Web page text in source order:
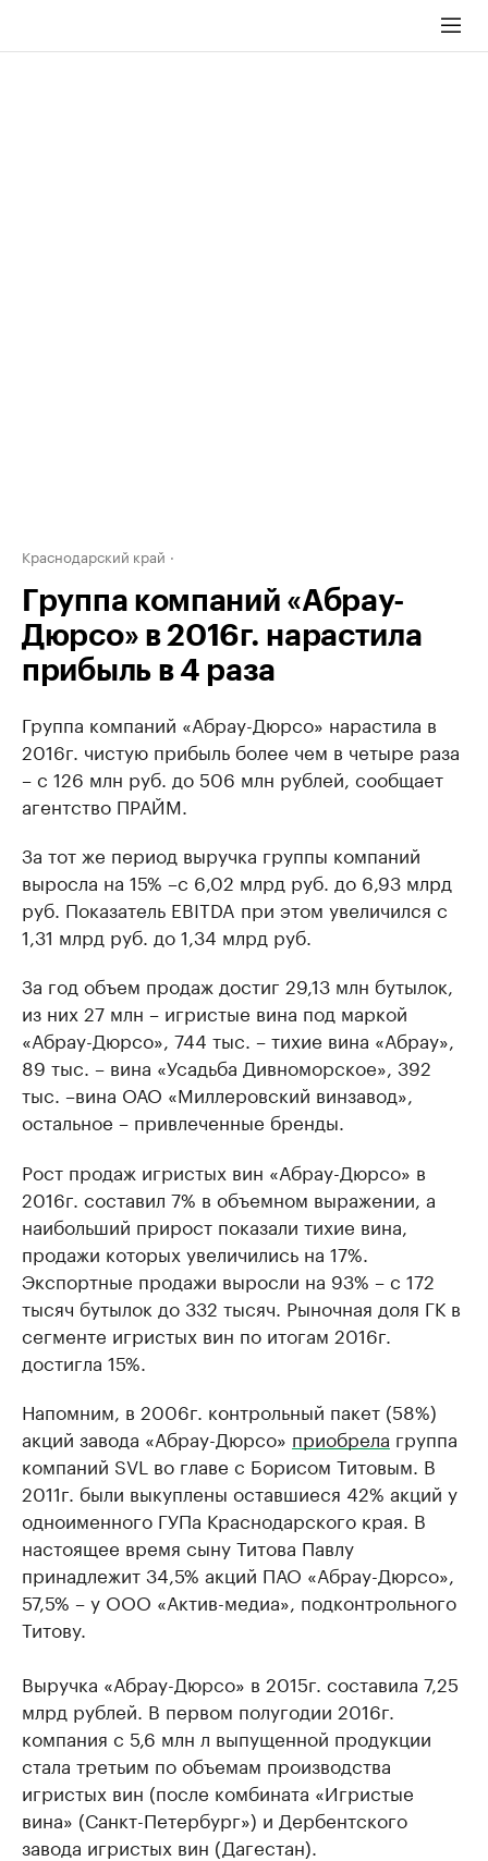
Краснодарский край
Группа компаний «Абрау-
Дюрсо» в 2016г. нарастила
прибыль в 4 раза
Группа компаний «Абрау-Дюрсо» нарастила в
2016г. чистую прибыль более чем в четыре раза
– с 126 млн руб. до 506 млн рублей, сообщает
агентство ПРАЙМ.
За тот же период выручка группы компаний
выросла на 15% –с 6,02 млрд руб. до 6,93 млрд
руб. Показатель EBITDA при этом увеличился с
1,31 млрд руб. до 1,34 млрд руб.
За год объем продаж достиг 29,13 млн бутылок,
из них 27 млн – игристые вина под маркой
«Абрау-Дюрсо», 744 тыс. – тихие вина «Абрау»,
89 тыс. – вина «Усадьба Дивноморское», 392
тыс. –вина ОАО «Миллеровский винзавод»,
остальное – привлеченные бренды.
Рост продаж игристых вин «Абрау-Дюрсо» в
2016г. составил 7% в объемном выражении, а
наибольший прирост показали тихие вина,
продажи которых увеличились на 17%.
Экспортные продажи выросли на 93% – с 172
тысяч бутылок до 332 тысяч. Рыночная доля ГК в
сегменте игристых вин по итогам 2016г.
достигла 15%.
Напомним, в 2006г. контрольный пакет (58%)
акций завода «Абрау-Дюрсо» приобрела группа
компаний SVL во главе с Борисом Титовым. В
2011г. были выкуплены оставшиеся 42% акций у
одноименного ГУПа Краснодарского края. В
настоящее время сыну Титова Павлу
принадлежит 34,5% акций ПАО «Абрау-Дюрсо»,
57,5% – у ООО «Актив-медиа», подконтрольного
Титову.
Выручка «Абрау-Дюрсо» в 2015г. составила 7,25
млрд рублей. В первом полугодии 2016г.
компания с 5,6 млн л выпущенной продукции
стала третьим по объемам производства
игристых вин (после комбината «Игристые
вина» (Санкт-Петербург») и Дербентского
завода игристых вин (Дагестан).